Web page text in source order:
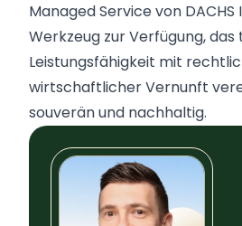
Managed Service von
Werkzeug zur Verfügung,
Leistungsfähigkeit mit
wirtschaftlicher Vernunft
souverän und nachhaltig.